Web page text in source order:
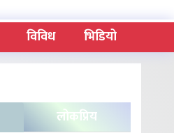
विविध भिडियो
लोकप्रिय